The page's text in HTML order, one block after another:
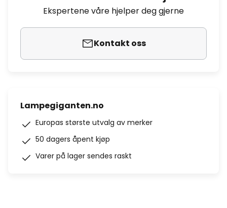
Ekspertene våre hjelper deg gjerne
Kontakt oss
Lampegiganten.no
Europas største utvalg av merker
50 dagers åpent kjøp
Varer på lager sendes raskt